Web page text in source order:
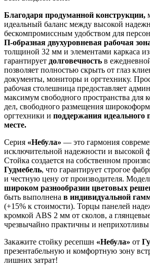
Благодаря продуманной конструкции,
идеальный баланс между высокой
бескомпромиссным удобством для
П-образная двухуровневая рабочая
толщиной 32 мм и элементами каркаса
гарантирует долговечность в
позволяет полностью скрыть от глаз
документы, мониторы и оргтехнику.
рабочая столешница предоставляет
максимум свободного пространства для
дел, свободного размещения
оргтехники и поддержания идеального
месте.
Серия «Небула» — это гармония
исключительной надежности и высокой
Стойка создается на собственном
Гудмебель, что гарантирует строгое
и честную цену от производителя.
широком разнообразии цветовых
быть выполнена в индивидуальной
(+15% к стоимости). Торцы панелей
кромкой ABS 2 мм от сколов, а
чрезвычайно практичны и неприхотливы
Закажите стойку ресепшн «Небула» от
презентабельную и комфортную зону
лишних затрат!